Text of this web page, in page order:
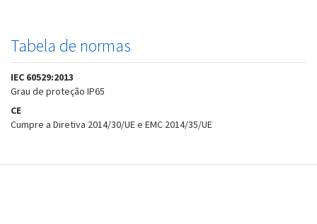
Tabela de normas
IEC 60529:2013
Grau de proteção IP65
CE
Cumpre a Diretiva 2014/30/UE e EMC 2014/35/UE